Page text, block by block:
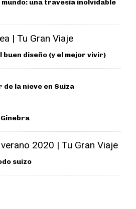
una travesía inolvidable
buen diseño (y el mejor vivir)
la nieve en Suiza
suizo